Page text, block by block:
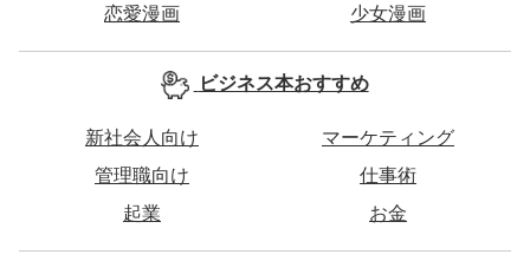
恋愛漫画
少女漫画
ビジネス本おすすめ
新社会人向け
マーケティング
管理職向け
仕事術
起業
お金